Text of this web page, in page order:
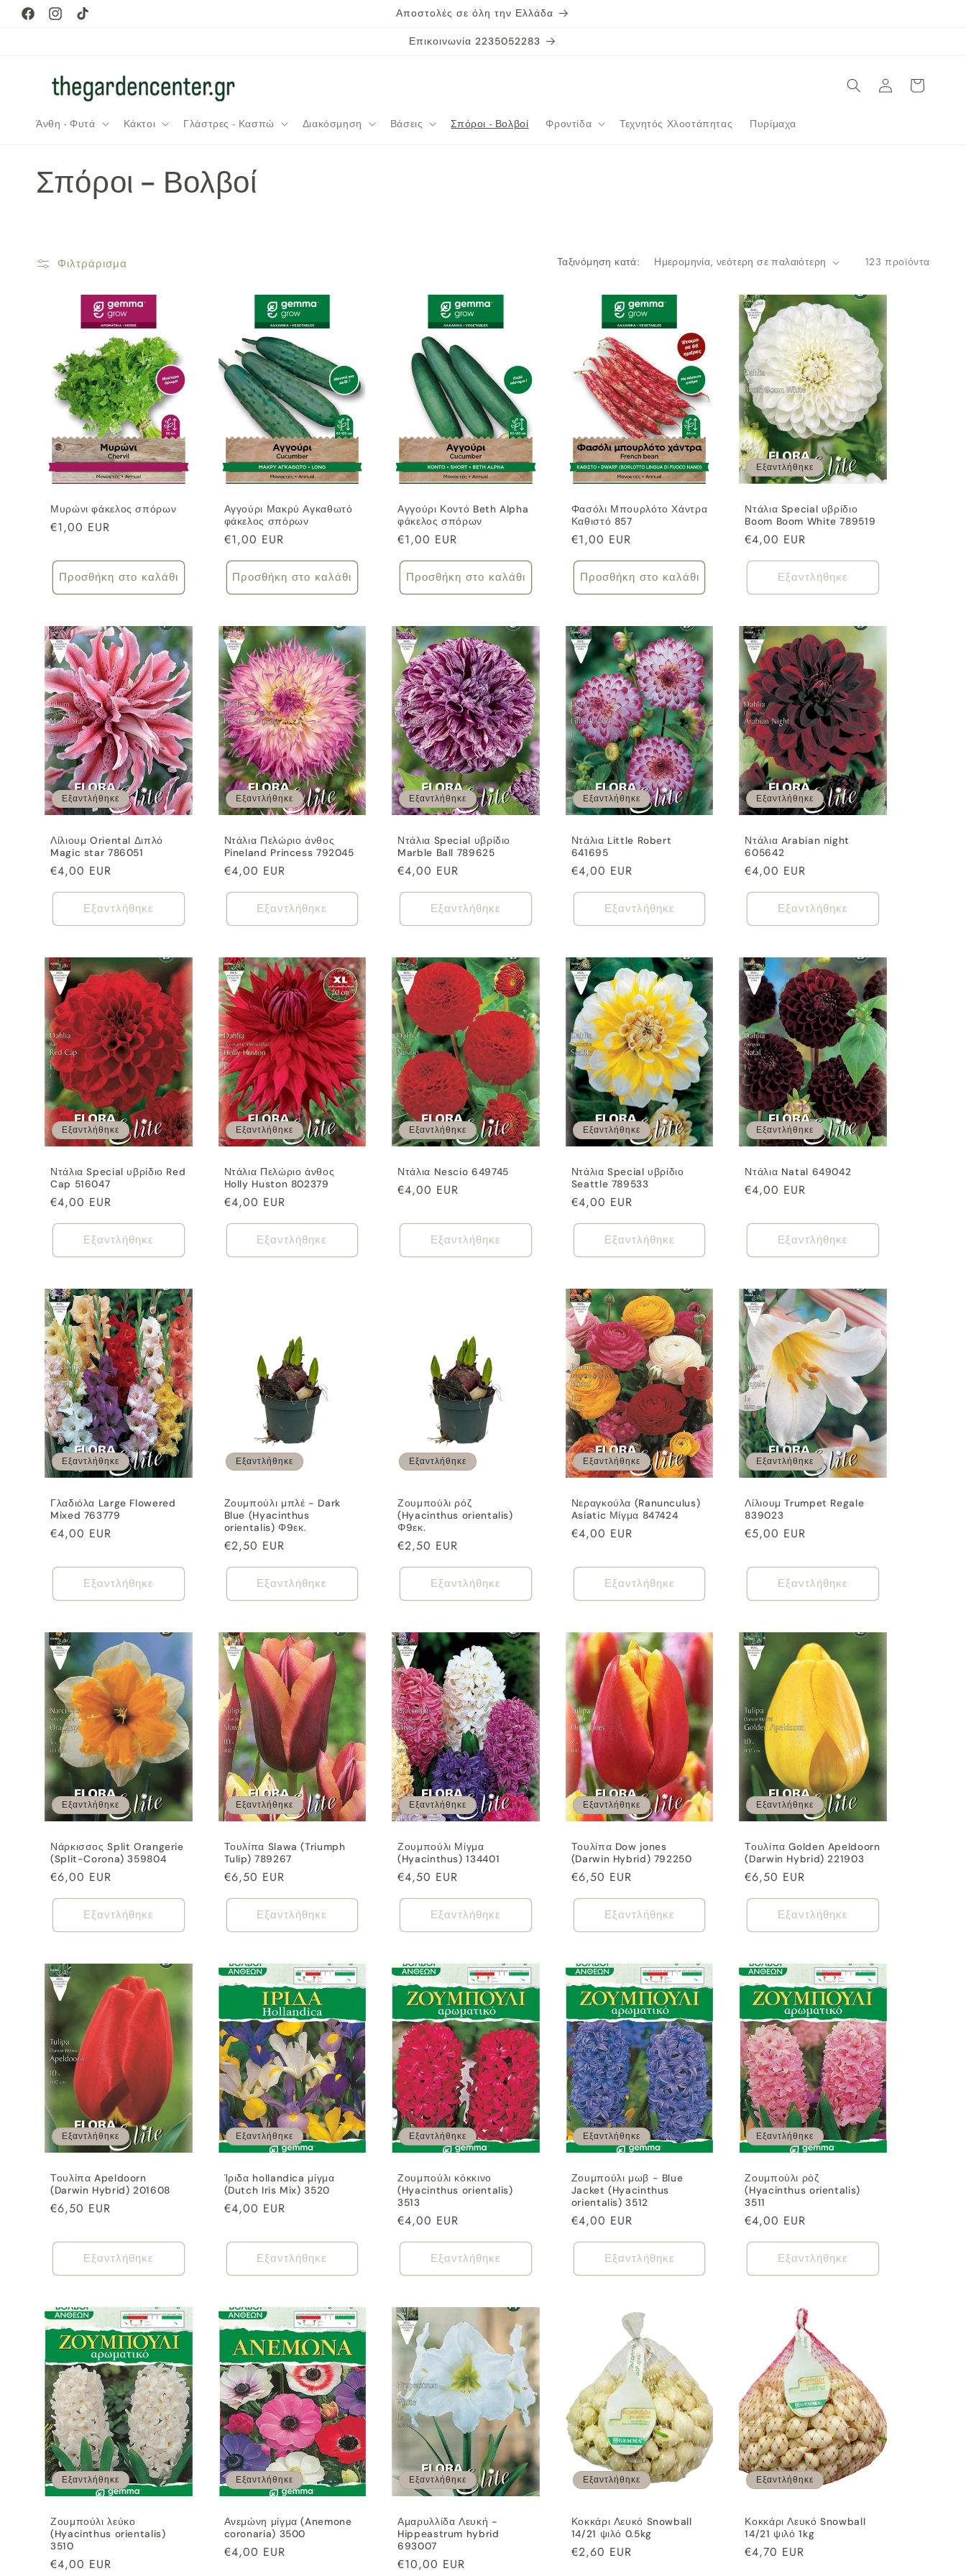
μετάβαση
στοFacebookInstagramTikTok
Αποστολές σε όλη την Ελλάδα
Επικοινωνία 2235052283
Άνθη - Φυτά Κάκτοι Γλάστρες - Κασπώ Διακόσμηση Βάσεις Σπόροι - Βολβοί Φροντίδα Τεχνητός Χλοοτάπητας Πυρίμαχα
Σύνδεση Καλάθι
Σ
λ
Σπόροι - Βολβοί
Φιλτράρισμα Ταξινόμηση κατά: 123 προϊόντα
Μυρώνι φάκελος σπόρων
Κανονική
€1,00 EUR
Προσθήκη στο καλάθι
Αγγούρι Μακρύ Αγκαθωτό
φάκελος σπόρων
Κανονική
τιμή
€1,00 EUR
Προσθήκη στο καλάθι
Αγγούρι Κοντό Beth Alpha
φάκελος σπόρων
Κανονική
τιμή
€1,00 EUR
Προσθήκη στο καλάθι
Φασόλι Μπουρλότο Χάντρα
Καθιστό 857
Κανονική
τιμή
€1,00 EUR
Προσθήκη στο καλάθι
Εξαντλήθηκε
Ντάλια Special υβρίδιο
Boom Boom White 789519
Κανονική
τιμή
€4,00 EUR
Εξαντλήθηκε
Εξαντλήθηκε
Λίλιουμ Oriental Διπλό
Magic star 786051
Κανονική
τιμή
€4,00 EUR
Εξαντλήθηκε
Εξαντλήθηκε
Ντάλια Πελώριο άνθος
Pineland Princess 792045
Κανονική
τιμή
€4,00 EUR
Εξαντλήθηκε
Εξαντλήθηκε
Ντάλια Special υβρίδιο
Marble Ball 789625
Κανονική
τιμή
€4,00 EUR
Εξαντλήθηκε
Εξαντλήθηκε
Ντάλια Little Robert
641695
Κανονική
τιμή
€4,00 EUR
Εξαντλήθηκε
Εξαντλήθηκε
Ντάλια Arabian night
605642
Κανονική
τιμή
€4,00 EUR
Εξαντλήθηκε
Εξαντλήθηκε
Ντάλια Special υβρίδιο Red
Cap 516047
Κανονική
τιμή
€4,00 EUR
Εξαντλήθηκε
Εξαντλήθηκε
Ντάλια Πελώριο άνθος
Holly Huston 802379
Κανονική
τιμή
€4,00 EUR
Εξαντλήθηκε
Εξαντλήθηκε
Ντάλια Nescio 649745
Κανονική
€4,00 EUR
Εξαντλήθηκε
Εξαντλήθηκε
Ντάλια Special υβρίδιο
Seattle 789533
Κανονική
τιμή
€4,00 EUR
Εξαντλήθηκε
Εξαντλήθηκε
Ντάλια Natal 649042
Κανονική
€4,00 EUR
Εξαντλήθηκε
Εξαντλήθηκε
Γλαδιόλα Large Flowered
Mixed 763779
Κανονική
€4,00 EUR
Εξαντλήθηκε
Εξαντλήθηκε
Ζουμπούλι μπλέ - Dark
Blue (Hyacinthus
orientalis) Φ9εκ.
Κανονική
τιμή
€2,50 EUR
Εξαντλήθηκε
Εξαντλήθηκε
Ζουμπούλι ρόζ
(Hyacinthus orientalis)
Φ9εκ.
Κανονική
τιμή
€2,50 EUR
Εξαντλήθηκε
Εξαντλήθηκε
Νεραγκούλα (Ranunculus)
Asiatic Μίγμα 847424
Κανονική
€4,00 EUR
Εξαντλήθηκε
Εξαντλήθηκε
Λίλιουμ Trumpet Regale
839023
Κανονική
€5,00 EUR
Εξαντλήθηκε
Εξαντλήθηκε
Νάρκισσος Split Orangerie
(Split-Corona) 359804
Κανονική
τιμή
€6,00 EUR
Εξαντλήθηκε
Εξαντλήθηκε
Τουλίπα Slawa (Triumph
Tulip) 789267
Κανονική
τιμή
€6,50 EUR
Εξαντλήθηκε
Εξαντλήθηκε
Ζουμπούλι Μίγμα
(Hyacinthus) 134401
Κανονική
τιμή
€4,50 EUR
Εξαντλήθηκε
Εξαντλήθηκε
Τουλίπα Dow jones
(Darwin Hybrid) 792250
Κανονική
τιμή
€6,50 EUR
Εξαντλήθηκε
Εξαντλήθηκε
Τουλίπα Golden Apeldoorn
(Darwin Hybrid) 221903
Κανονική
τιμή
€6,50 EUR
Εξαντλήθηκε
Εξαντλήθηκε
Τουλίπα Apeldoorn
(Darwin Hybrid) 201608
Κανονική
€6,50 EUR
Εξαντλήθηκε
Εξαντλήθηκε
Ίριδα hollandica μίγμα
(Dutch Iris Mix) 3520
Κανονική
€4,00 EUR
Εξαντλήθηκε
Εξαντλήθηκε
Ζουμπούλι κόκκινο
(Hyacinthus orientalis)
3513
Κανονική
τιμή
€4,00 EUR
Εξαντλήθηκε
Εξαντλήθηκε
Ζουμπούλι μωβ - Blue
Jacket (Hyacinthus
orientalis) 3512
Κανονική
τιμή
€4,00 EUR
Εξαντλήθηκε
Εξαντλήθηκε
Ζουμπούλι ρόζ
(Hyacinthus orientalis)
3511
Κανονική
τιμή
€4,00 EUR
Εξαντλήθηκε
Εξαντλήθηκε
Ζουμπούλι λεύκο
(Hyacinthus orientalis)
3510
Κανονική
€4,00 EUR
Εξαντλήθηκε
Ανεμώνη μίγμα (Anemone
coronaria) 3500
Κανονική
€4,00 EUR
Εξαντλήθηκε
Αμαρυλλίδα Λευκή -
Hippeastrum hybrid
693007
Κανονική
€10,00 EUR
Εξαντλήθηκε
Κοκκάρι Λευκό Snowball
14/21 ψιλό 0.5kg
Κανονική
€2,60 EUR
Εξαντλήθηκε
Κοκκάρι Λευκό Snowball
14/21 ψιλό 1kg
Κανονική
€4,70 EUR